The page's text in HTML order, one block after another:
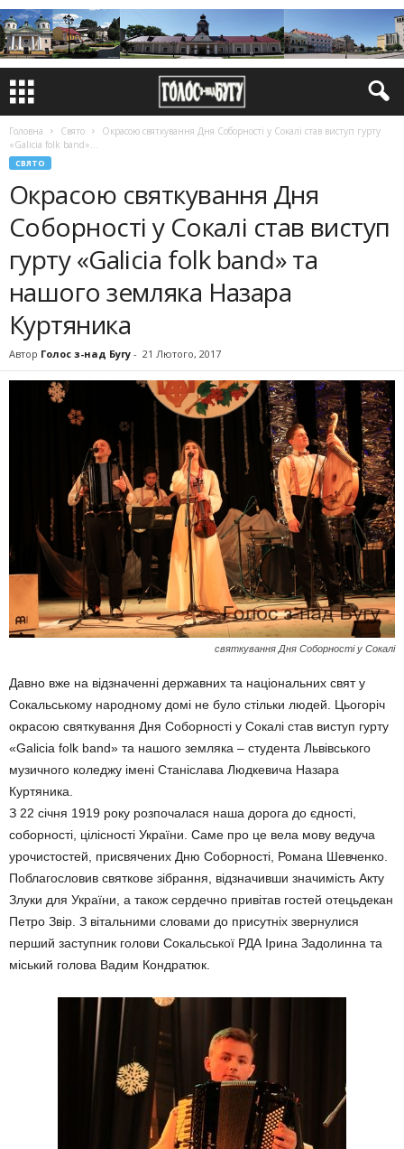
Головна Свято
Окрасою святкування Дня Соборності у Сокалі став виступ гурту
«Galicia folk band»...
СВЯТО
Окрасою святкування Дня
Соборності у Сокалі став виступ
гурту «Galicia folk band» та
нашого земляка Назара
Куртяника
Автор Голос з-над Бугу - 21 Лютого, 2017
святкування Дня Соборності у Сокалі
Давно вже на відзначенні державних та національних свят у
Сокальському народному домі не було стільки людей. Цьогоріч
окрасою святкування Дня Соборності у Сокалі став виступ гурту
«Galicia folk band» та нашого земляка – студента Львівського
музичного коледжу імені Станіслава Людкевича Назара
Куртяника.
З 22 січня 1919 року розпочалася наша дорога до єдності,
соборності, цілісності України. Саме про це вела мову ведуча
урочистостей, присвячених Дню Соборності, Романа Шевченко.
Поблагословив святкове зібрання, відзначивши значимість Акту
Злуки для України, а також сердечно привітав гостей отецьдекан
Петро Звір. З вітальними словами до присутніх звернулися
перший заступник голови Сокальської РДА Ірина Задолинна та
міський голова Вадим Кондратюк.